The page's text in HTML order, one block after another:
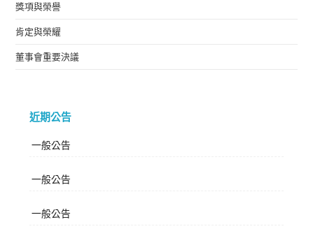
獎項與榮譽
肯定與榮耀
董事會重要決議
近期公告
一般公告
一般公告
一般公告